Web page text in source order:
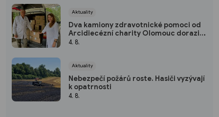
Aktuality
Dva kamiony zdravotnické pomoci od
Arcidiecézní charity Olomouc dorazily
na Ukrajinu
4. 8.
Aktuality
Nebezpečí požárů roste. Hasiči vyzývají
k opatrnosti
4. 8.